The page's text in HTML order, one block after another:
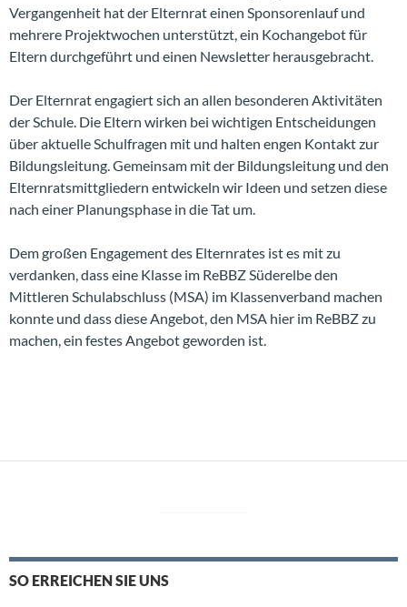
Vergangenheit hat der Elternrat einen Sponsorenlauf und
mehrere Projektwochen unterstützt, ein Kochangebot für
Eltern durchgeführt und einen Newsletter herausgebracht.
Der Elternrat engagiert sich an allen besonderen Aktivitäten
der Schule. Die Eltern wirken bei wichtigen Entscheidungen
über aktuelle Schulfragen mit und halten engen Kontakt zur
Bildungsleitung. Gemeinsam mit der Bildungsleitung und den
Elternratsmittgliedern entwickeln wir Ideen und setzen diese
nach einer Planungsphase in die Tat um.
Dem großen Engagement des Elternrates ist es mit zu
verdanken, dass eine Klasse im ReBBZ Süderelbe den
Mittleren Schulabschluss (MSA) im Klassenverband machen
konnte und dass diese Angebot, den MSA hier im ReBBZ zu
machen, ein festes Angebot geworden ist.
SO ERREICHEN SIE UNS